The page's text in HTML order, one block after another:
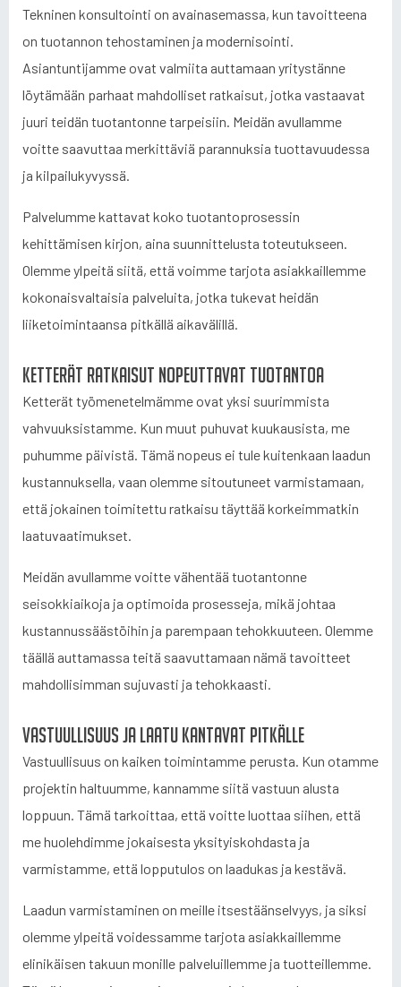
Tekninen konsultointi on avainasemassa, kun tavoitteena
on tuotannon tehostaminen ja modernisointi.
Asiantuntijamme ovat valmiita auttamaan yritystänne
löytämään parhaat mahdolliset ratkaisut, jotka vastaavat
juuri teidän tuotantonne tarpeisiin. Meidän avullamme
voitte saavuttaa merkittäviä parannuksia tuottavuudessa
ja kilpailukyvyssä.
Palvelumme kattavat koko tuotantoprosessin
kehittämisen kirjon, aina suunnittelusta toteutukseen.
Olemme ylpeitä siitä, että voimme tarjota asiakkaillemme
kokonaisvaltaisia palveluita, jotka tukevat heidän
liiketoimintaansa pitkällä aikavälillä.
Ketterät ratkaisut nopeuttavat tuotantoa
Ketterät työmenetelmämme ovat yksi suurimmista
vahvuuksistamme. Kun muut puhuvat kuukausista, me
puhumme päivistä. Tämä nopeus ei tule kuitenkaan laadun
kustannuksella, vaan olemme sitoutuneet varmistamaan,
että jokainen toimitettu ratkaisu täyttää korkeimmatkin
laatuvaatimukset.
Meidän avullamme voitte vähentää tuotantonne
seisokkiaikoja ja optimoida prosesseja, mikä johtaa
kustannussäästöihin ja parempaan tehokkuuteen. Olemme
täällä auttamassa teitä saavuttamaan nämä tavoitteet
mahdollisimman sujuvasti ja tehokkaasti.
Vastuullisuus ja laatu kantavat pitkälle
Vastuullisuus on kaiken toimintamme perusta. Kun otamme
projektin haltuumme, kannamme siitä vastuun alusta
loppuun. Tämä tarkoittaa, että voitte luottaa siihen, että
me huolehdimme jokaisesta yksityiskohdasta ja
varmistamme, että lopputulos on laadukas ja kestävä.
Laadun varmistaminen on meille itsestäänselvyys, ja siksi
olemme ylpeitä voidessamme tarjota asiakkaillemme
elinikäisen takuun monille palveluillemme ja tuotteillemme.